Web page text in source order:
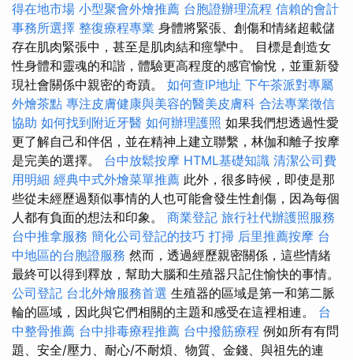
得在地市場 小型聚會外燴推薦 台胞證辦理流程 信賴的會計
事務所選擇 整復療程專業 身體將緊張、創傷和情緒超載儲
存在肌肉緊張中，甚至是肌肉結和痙攣中。 目標是創造女
性身體和靈魂的和諧，體驗更高程度的感官愉悅，並重新發
現社會關係中親密的奇蹟。 如何查IP地址 下午茶派對專屬
外燴茶點 專注皮膚健康與美容的醫美皮膚科 合法專業徵信
協助 如何找到附近牙醫 如何辦理護照 如果我們想透過性愛
更了解自己和伴侶，並在精神上建立聯繫，林伽和離子按摩
是完美的選擇。 台中放鬆按摩 HTML基礎知識 清潔公司費
用明細 經典中式外燴菜單推薦 此外，很多時候，即使是那
些從未經歷過類似事情的人也可能會發生性創傷，因為每個
人都有負面的想法和印象。 商業登記 旅行社代辦護照服務
台中推拿服務 簡化公司登記的技巧 打掃 后里推薦按摩 台
中地區的台胞證服務 然而，透過經歷親密關係，這些情緒
最終可以得到釋放，幫助大腦和生殖器只記住愉快的事情。
公司登記 台北外燴服務首選 生殖器的區域是第一和第二脈
輪的區域，因此與它們相關的主題和感受在這裡相連。 台
中整骨推薦 台中排毒療程推薦 台中撥筋療程 例如所有有問
題、安全/壓力、耐心/不耐煩、物質、金錢、與祖先的連